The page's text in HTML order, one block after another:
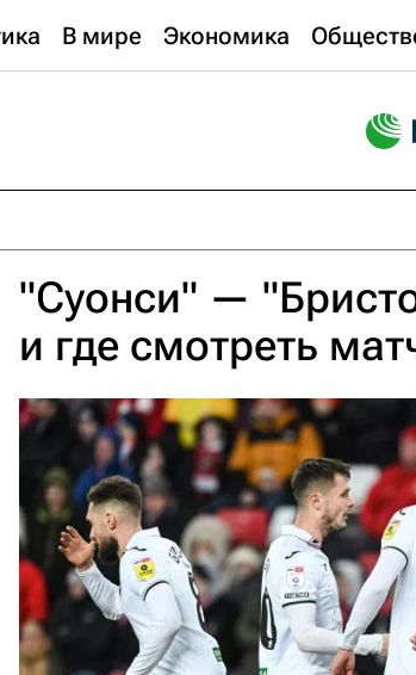
В мире Экономика
"Суонси" —
и где смотреть